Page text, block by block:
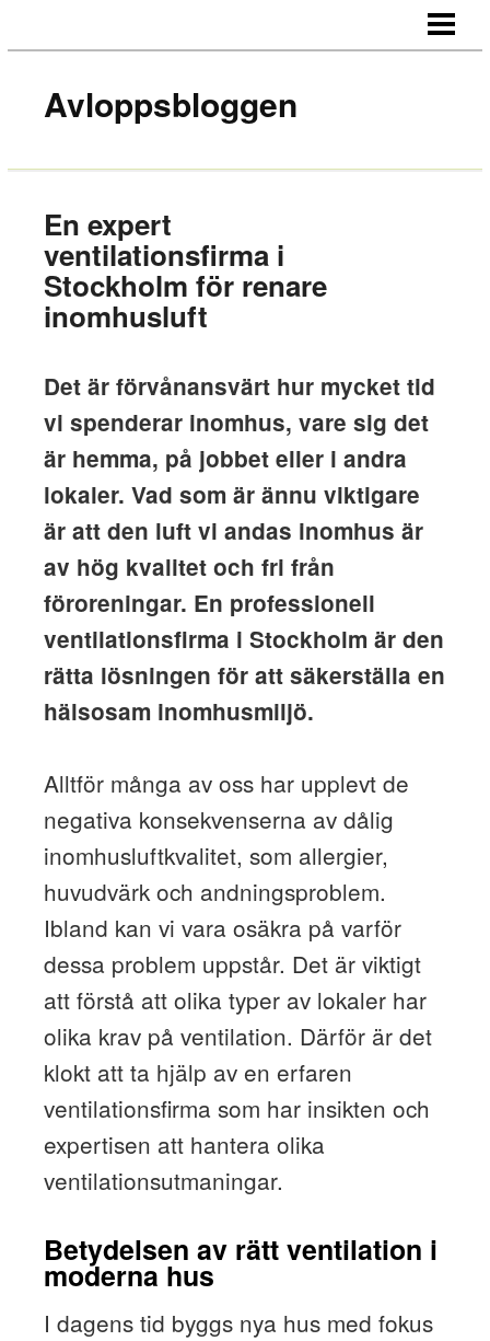
KONTAKT
Avloppsbloggen
En expert
ventilationsfirma i
Stockholm för renare
inomhusluft
Det är förvånansvärt hur mycket tid
vi spenderar inomhus, vare sig det
är hemma, på jobbet eller i andra
lokaler. Vad som är ännu viktigare
är att den luft vi andas inomhus är
av hög kvalitet och fri från
föroreningar. En professionell
ventilationsfirma i Stockholm är den
rätta lösningen för att säkerställa en
hälsosam inomhusmiljö.
Alltför många av oss har upplevt de
negativa konsekvenserna av dålig
inomhusluftkvalitet, som allergier,
huvudvärk och andningsproblem.
Ibland kan vi vara osäkra på varför
dessa problem uppstår. Det är viktigt
att förstå att olika typer av lokaler har
olika krav på ventilation. Därför är det
klokt att ta hjälp av en erfaren
ventilationsfirma som har insikten och
expertisen att hantera olika
ventilationsutmaningar.
Betydelsen av rätt ventilation i
moderna hus
I dagens tid byggs nya hus med fokus